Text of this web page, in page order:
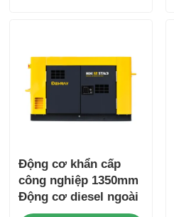
Động cơ khẩn cấp
công nghiệp 1350mm
Động cơ diesel ngoài
trời có tiếng ồn thấp